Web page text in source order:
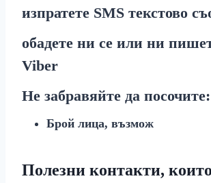
изпратете SMS текстово
обадете ни се или ни
Viber
Не забравяйте да посочите:
Брой лица, възмож
Полезни контакти,